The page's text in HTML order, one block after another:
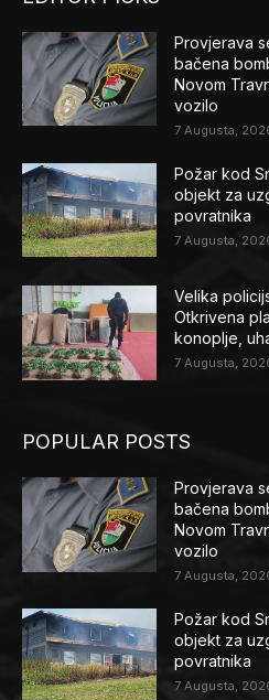
Provjerava
bačena
Novom
vozilo
7 Augusta,
Požar kod
objekt za
povratnika
7 Augusta,
Velika
Otkrivena
konoplje,
7 Augusta,
POPULAR POSTS
Provjerava
bačena
Novom
vozilo
7 Augusta,
Požar kod
objekt za
povratnika
7 Augusta,